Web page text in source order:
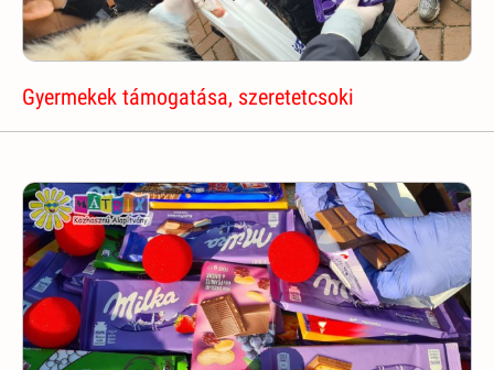
Gyermekek támogatása, szeretetcsoki